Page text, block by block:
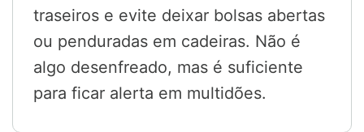
traseiros e evite deixar bolsas abertas
ou penduradas em cadeiras. Não é
algo desenfreado, mas é suficiente
para ficar alerta em multidões.